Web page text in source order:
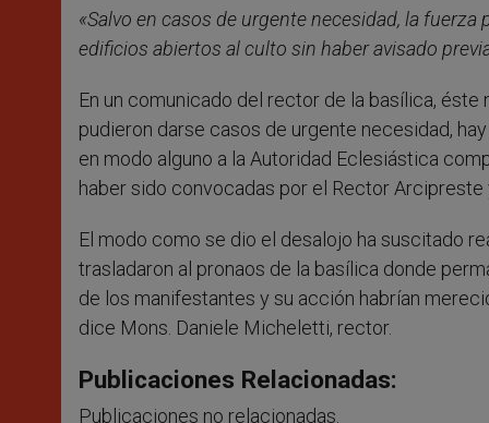
«Salvo en casos de urgente necesidad, la
edificios abiertos al culto sin haber avisado
En un comunicado del rector de la basílica,
pudieron darse casos de urgente necesidad,
en modo alguno a la Autoridad Eclesiástica
haber sido convocadas por el Rector
El modo como se dio el desalojo ha suscitado
trasladaron al pronaos de la basílica donde
de los manifestantes y su acción habrían
dice Mons. Daniele Micheletti, rector.
Publicaciones Relacionadas:
Publicaciones no relacionadas.